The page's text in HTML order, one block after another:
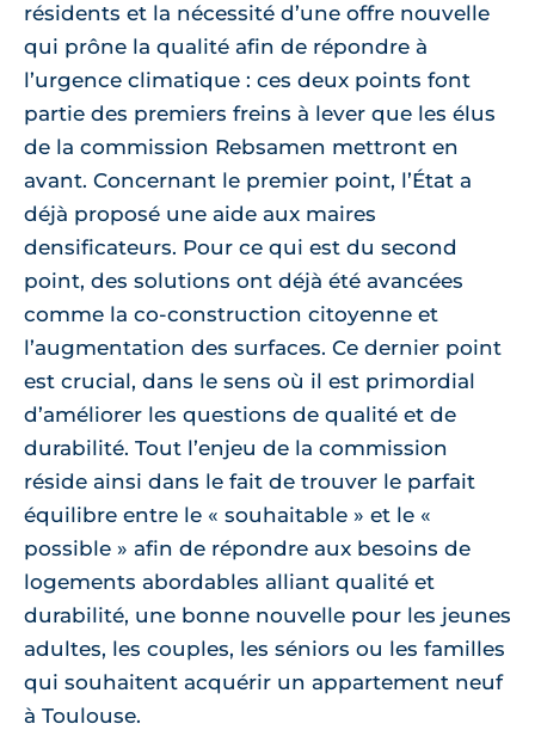
résidents et la nécessité d’une offre nouvelle
qui prône la qualité afin de répondre à
l’urgence climatique : ces deux points font
partie des premiers freins à lever que les élus
de la commission Rebsamen mettront en
avant. Concernant le premier point, l’État a
déjà proposé une aide aux maires
densificateurs. Pour ce qui est du second
point, des solutions ont déjà été avancées
comme la co-construction citoyenne et
l’augmentation des surfaces. Ce dernier point
est crucial, dans le sens où il est primordial
d’améliorer les questions de qualité et de
durabilité. Tout l’enjeu de la commission
réside ainsi dans le fait de trouver le parfait
équilibre entre le « souhaitable » et le «
possible » afin de répondre aux besoins de
logements abordables alliant qualité et
durabilité, une bonne nouvelle pour les jeunes
adultes, les couples, les séniors ou les familles
qui souhaitent acquérir un appartement neuf
à Toulouse.